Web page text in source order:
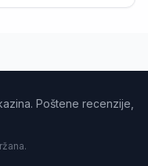
Poštene recenzije,